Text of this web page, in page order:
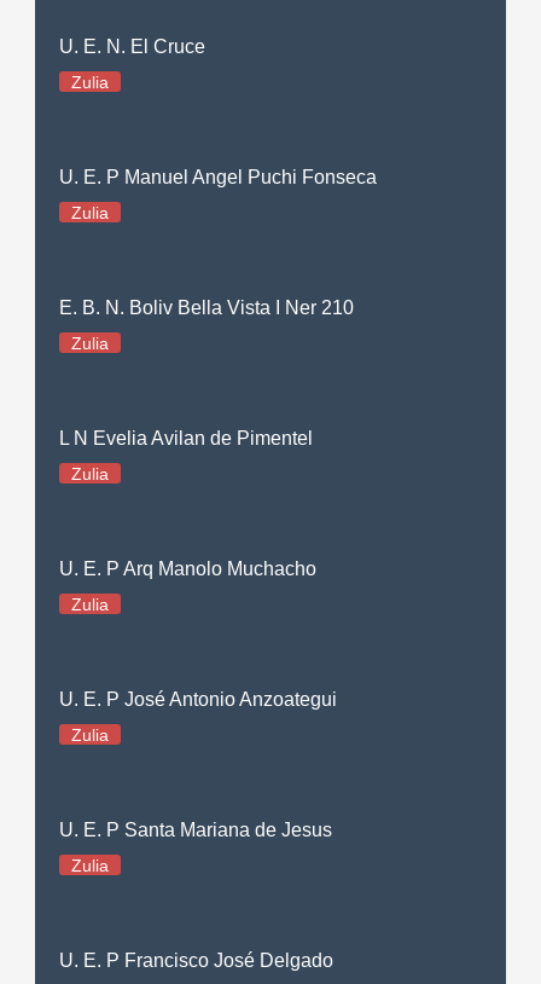
U. E. N. El Cruce
Zulia
U. E. P Manuel Angel Puchi Fonseca
Zulia
E. B. N. Boliv Bella Vista I Ner 210
Zulia
L N Evelia Avilan de Pimentel
Zulia
U. E. P Arq Manolo Muchacho
Zulia
U. E. P José Antonio Anzoategui
Zulia
U. E. P Santa Mariana de Jesus
Zulia
U. E. P Francisco José Delgado